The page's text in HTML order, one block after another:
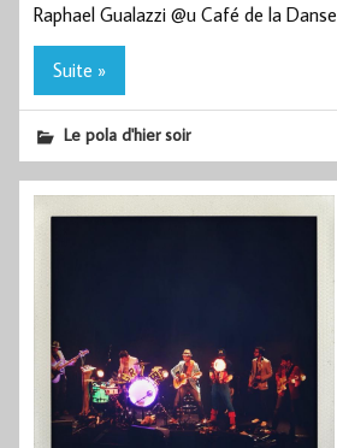
Raphael Gualazzi @u Café de la Danse
Suite »
Le pola d'hier soir